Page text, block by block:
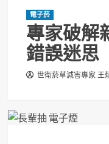
電子菸
專家破解
錯誤迷思
世衛菸草減害專家 王